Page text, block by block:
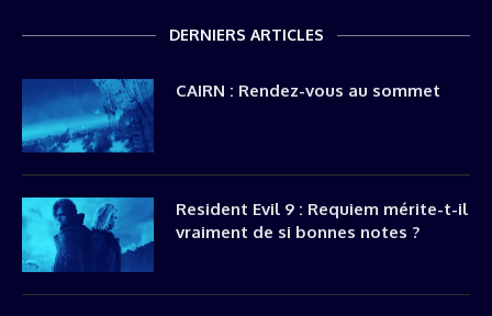
DERNIERS ARTICLES
CAIRN : Rendez-vous au sommet
Resident Evil 9 : Requiem mérite-t-il
vraiment de si bonnes notes ?